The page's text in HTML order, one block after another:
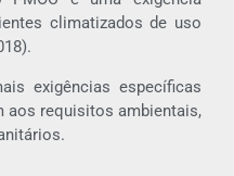
climatizados de uso
exigências específicas
aos requisitos ambientais,